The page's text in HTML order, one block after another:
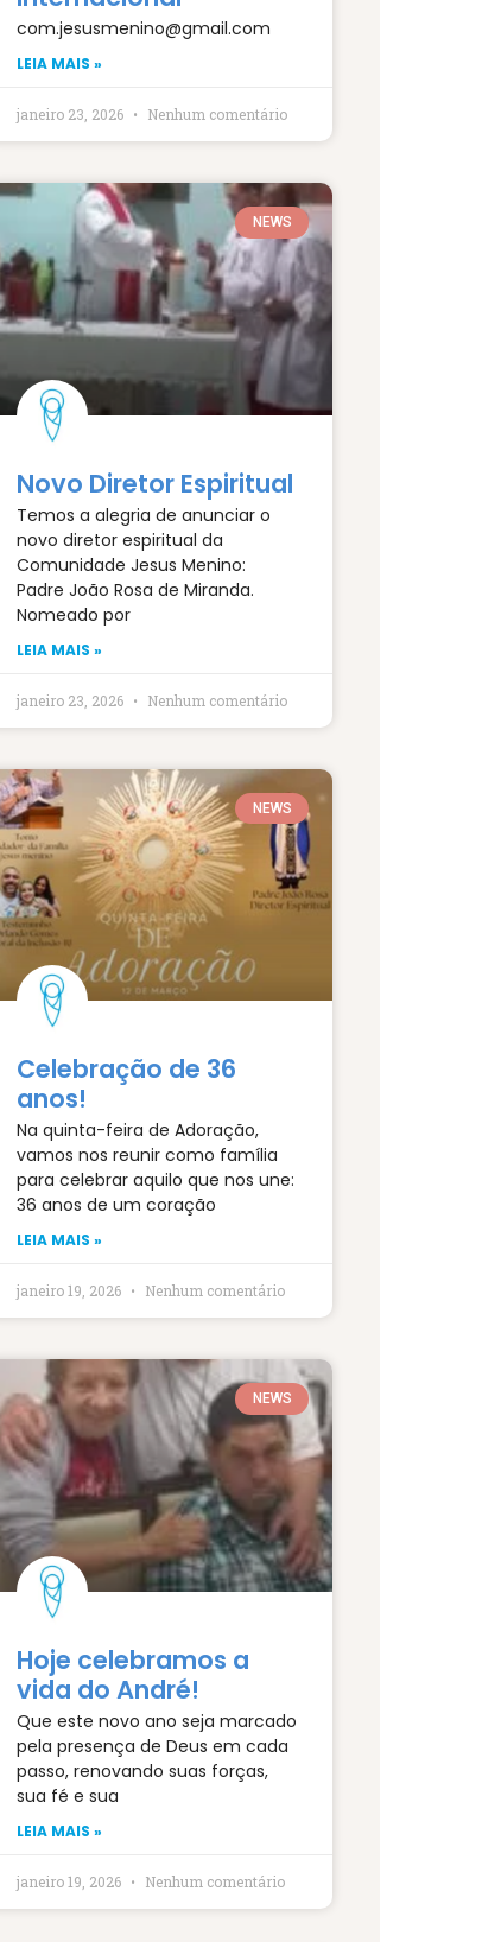
com.jesusmenino@gmail.com
LEIA MAIS »
janeiro 23, 2026 Nenhum comentário
NEWS
Novo Diretor Espiritual
Temos a alegria de anunciar o
novo diretor espiritual da
Comunidade Jesus Menino:
Padre João Rosa de Miranda.
Nomeado por
LEIA MAIS »
janeiro 23, 2026 Nenhum comentário
NEWS
Celebração de 36
anos!
Na quinta-feira de Adoração,
vamos nos reunir como família
para celebrar aquilo que nos une:
36 anos de um coração
LEIA MAIS »
janeiro 19, 2026 Nenhum comentário
NEWS
Hoje celebramos a
vida do André!
Que este novo ano seja marcado
pela presença de Deus em cada
passo, renovando suas forças,
sua fé e sua
LEIA MAIS »
janeiro 19, 2026 Nenhum comentário